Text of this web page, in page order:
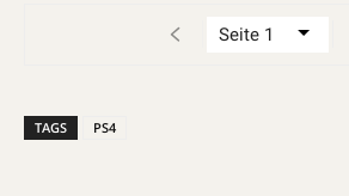
TAGS PS4